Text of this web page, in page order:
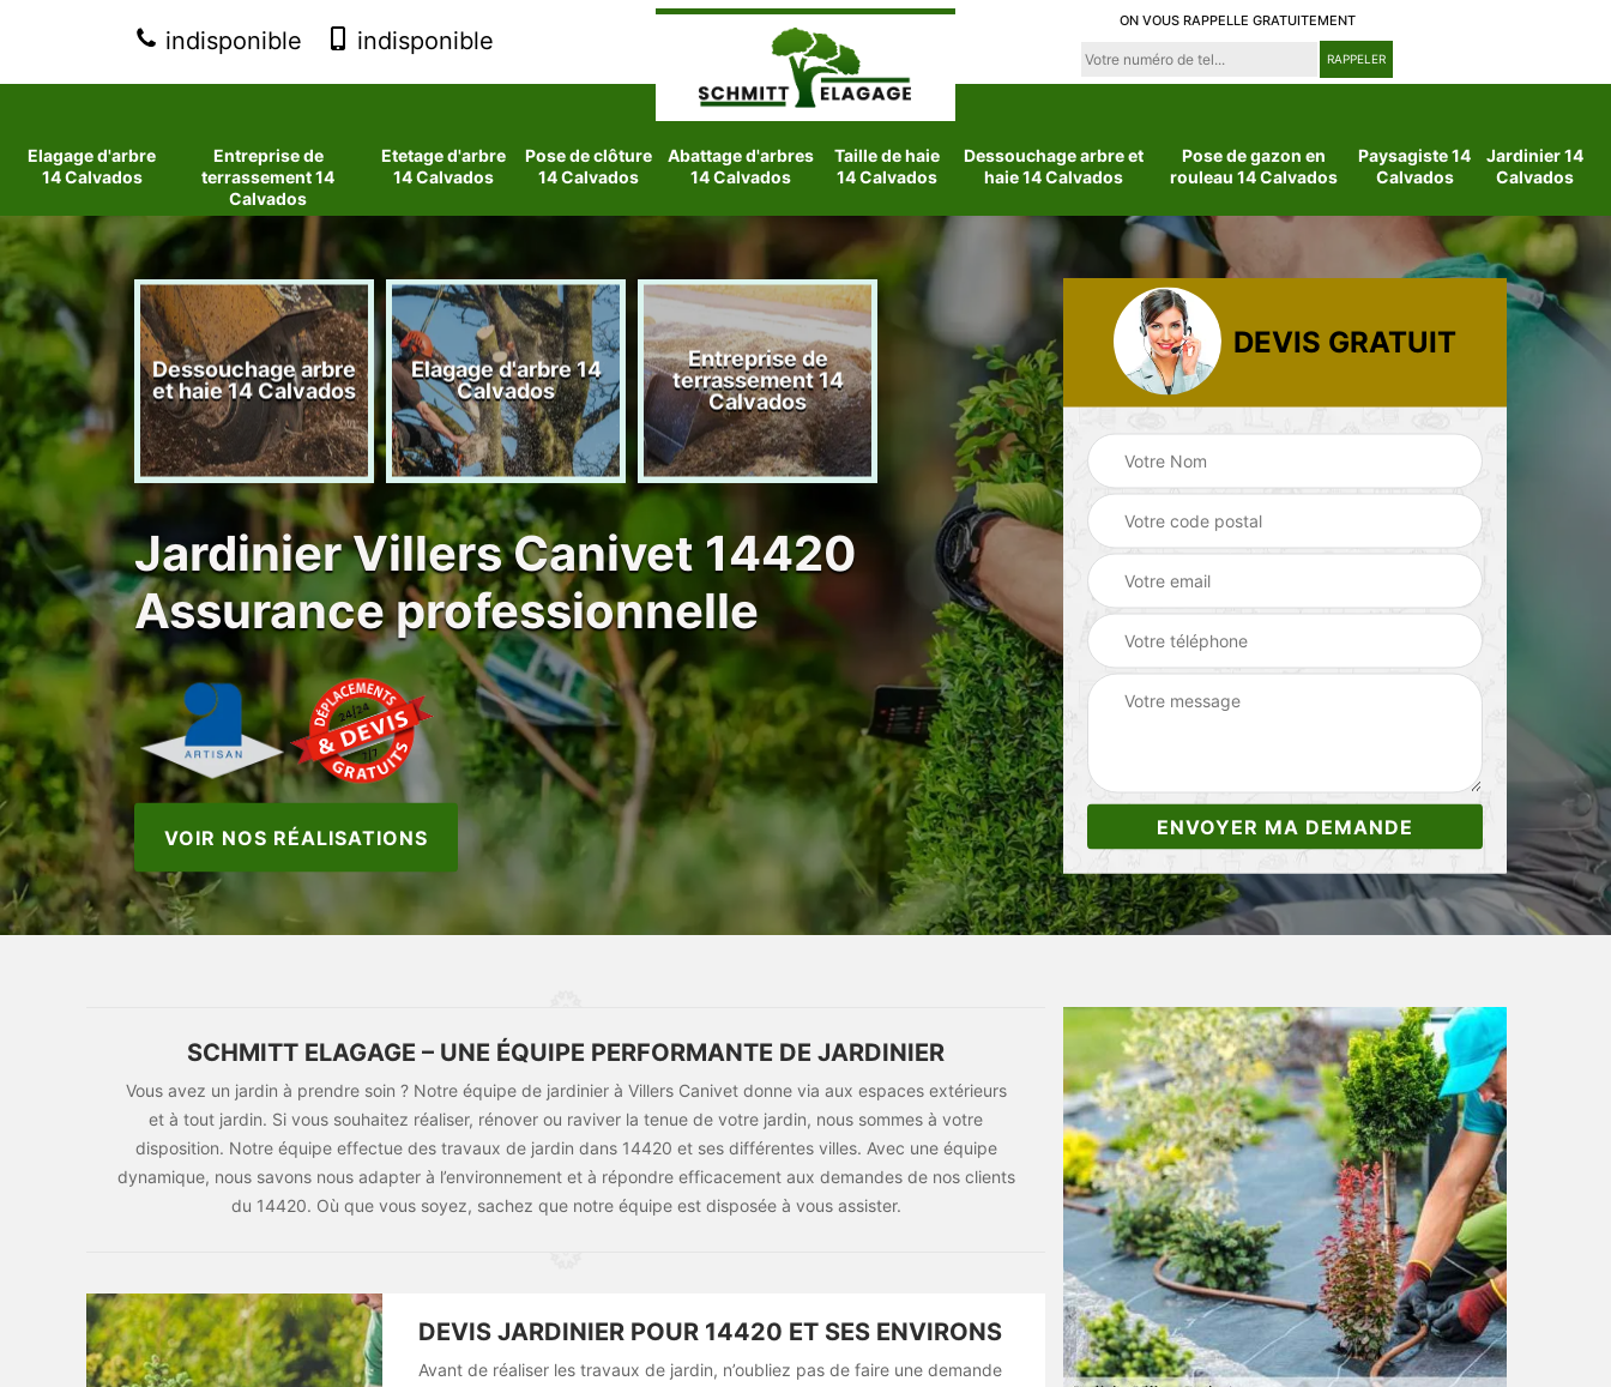
indisponible indisponible
ON VOUS RAPPELLE GRATUITEMENT
Elagage d'arbre
14 Calvados
Entreprise de
terrassement 14
Calvados
Etetage d'arbre
14 Calvados
Pose de clôture
14 Calvados
Abattage d'arbres
14 Calvados
Taille de haie
14 Calvados
Dessouchage arbre et
haie 14 Calvados
Pose de gazon en
rouleau 14 Calvados
Paysagiste 14
Calvados
Jardinier 14
Calvados
d'arbres
Dessouchage arbre
et haie 14 Calvados
Elagage d'arbre 14
Calvados
Entreprise de
terrassement 14
Calvados
Etetage d'arbre 14
Calvados
Jardinier 14
Jardinier Villers Canivet 14420
Assurance professionnelle
VOIR NOS RÉALISATIONS
DEVIS GRATUIT
SCHMITT ELAGAGE – UNE ÉQUIPE PERFORMANTE DE JARDINIER
Vous avez un jardin à prendre soin ? Notre équipe de jardinier à Villers Canivet donne via aux espaces extérieurs
et à tout jardin. Si vous souhaitez réaliser, rénover ou raviver la tenue de votre jardin, nous sommes à votre
disposition. Notre équipe effectue des travaux de jardin dans 14420 et ses différentes villes. Avec une équipe
dynamique, nous savons nous adapter à l’environnement et à répondre efficacement aux demandes de nos clients
du 14420. Où que vous soyez, sachez que notre équipe est disposée à vous assister.
DEVIS JARDINIER POUR 14420 ET SES ENVIRONS
Avant de réaliser les travaux de jardin, n’oubliez pas de faire une demande